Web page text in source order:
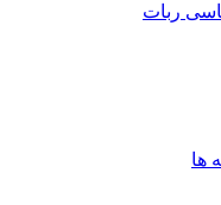
ربات
ها